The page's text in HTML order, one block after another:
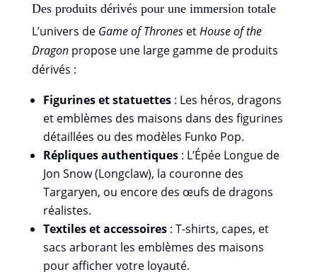
Des produits dérivés pour une immersion totale
L’univers de Game of ThronesetHouse of the
Dragonpropose une large gamme de produits
dérivés :
Figurines et statuettes: Les héros, dragons
et emblèmes des maisons dans des figurines
détaillées ou des modèles Funko Pop.
Répliques authentiques: L’Épée Longue de
Jon Snow (Longclaw), la couronne des
Targaryen, ou encore des œufs de dragons
réalistes.
Textiles et accessoires: T-shirts, capes, et
sacs arborant les emblèmes des maisons
pour afficher votre loyauté.